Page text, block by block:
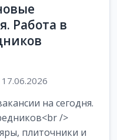
Работа в
на сегодня.
/>
плиточники и